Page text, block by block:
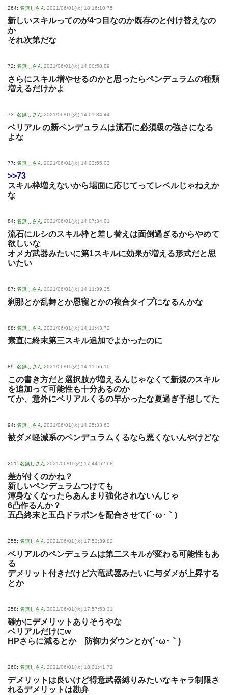
264: 名無しさん 2021/06/01(火) 18:16:10.75
新しいスキルってのが4つ目なのか既存のと付け替えなの
か
それ次第だな
72: 名無しさん 2021/06/01(火) 14:00:58.09
さらにスキル増やせるのかと思ったらペンデュラムの種類
増えるだけかよ
73: 名無しさん 2021/06/01(火) 14:01:34.44
ベリアル の新ペンデュラムは流石に必須級の強さになる
よな
77: 名無しさん 2021/06/01(火) 14:03:55.03
>>73
スキル枠増えないから場面に応じてってレベルじゃねえか
な
84: 名無しさん 2021/06/01(火) 14:07:34.01
流石にルシのスキル枠と差し替えは面倒過ぎるからやめて
欲しいな
オメガ武器みたいに第1スキルに効果が増える形式だと思
いたい
87: 名無しさん 2021/06/01(火) 14:11:39.35
刹那とか乱舞とか恩寵とかの複合タイプになるんかな
88: 名無しさん 2021/06/01(火) 14:11:43.72
素直に終末第三スキル追加でよかったのに
89: 名無しさん 2021/06/01(火) 14:11:56.10
この書き方だと選択肢が増えるんじゃなくて新規のスキル
を追加って可能性も十分あるのか
てか、意外にベリアルくるの早かったな夏過ぎ予想してた
94: 名無しさん 2021/06/01(火) 14:25:33.63
被ダメ軽減系のペンデュラムくるなら悪くないんやけどな
251: 名無しさん 2021/06/01(火) 17:44:52.68
差が付くのかね？
新しいペンデュラムつけても
渾身なくなったらあんまり強化されないんじゃ
6凸作るんか？
五凸終末と五凸ドラポンを配合させて(´･ω･｀)
255: 名無しさん 2021/06/01(火) 17:53:39.82
ベリアルのペンデュラムは第二スキルが変わる可能性もあ
る
デメリット付きだけど六竜武器みたいに与ダメが上昇する
とか
258: 名無しさん 2021/06/01(火) 17:57:53.31
確かにデメリットありそうやな
ベリアルだけにw
HPさらに減るとか 防御力ダウンとか(´･ω･｀)
260: 名無しさん 2021/06/01(火) 18:01:41.72
デメリットは良いけど得意武器縛りみたいなキャラ制限さ
れるデメリットは勘弁